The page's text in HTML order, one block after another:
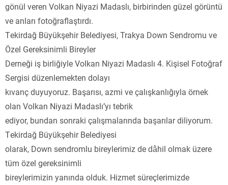
gönül veren Volkan Niyazi Madaslı, birbirinden güzel görüntü
ve anları fotoğraflaştırdı.
Tekirdağ Büyükşehir Belediyesi, Trakya Down Sendromu ve
Özel Gereksinimli Bireyler
Derneği iş birliğiyle Volkan Niyazi Madaslı 4. Kişisel Fotoğraf
Sergisi düzenlemekten dolayı
kıvanç duyuyoruz. Başarısı, azmi ve çalışkanlığıyla örnek
olan Volkan Niyazi Madaslı’yı tebrik
ediyor, bundan sonraki çalışmalarında başarılar diliyorum.
Tekirdağ Büyükşehir Belediyesi
olarak, Down sendromlu bireylerimiz de dâhil olmak üzere
tüm özel gereksinimli
bireylerimizin yanında olduk. Hizmet süreçlerimizde